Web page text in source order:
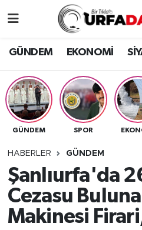
GÜNDEM EKONOMİ
GÜNDEM SPOR
HABERLER GÜNDEM
Şanlıurfa'da
Cezasu
Makinesi
EKONOMİ
SİYASET
SPOR
SAĞLIK
TEKNOLOJİ
Gizlilik ve Güvenlik
İletişim
Nöbetçi Eczaneler
Hava Durumu
Namaz Vakitleri
Trafik Durumu
Tüm Manşetler
Son Dakika Haberleri